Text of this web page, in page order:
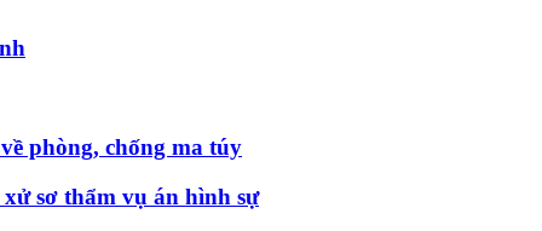
phòng, chống ma túy
sơ thẩm vụ án hình sự